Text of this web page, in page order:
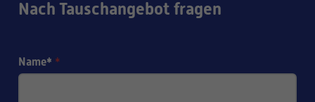
Nach Tauschangebot fragen
Name* *